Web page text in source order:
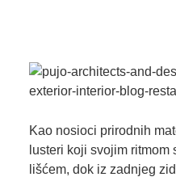
Kao nosioci prirodnih
lusteri koji svojim
lišćem, dok iz zadnjeg